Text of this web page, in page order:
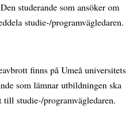
studerande som ansöker om
studie-/programvägledaren.
finns på Umeå universitets
som lämnar utbildningen ska
till studie-/programvägledaren.